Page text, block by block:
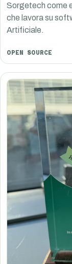
Sorgetech come
che lavora su
Artificiale.
OPEN SOURCE